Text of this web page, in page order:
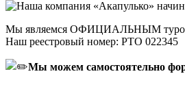
Мы являемся ОФИЦИАЛЬНЫМ
Наш реестровый номер: РТО 022345
Мы можем самостоятельно